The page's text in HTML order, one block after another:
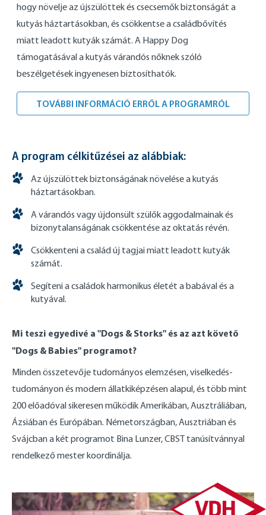
hogy növelje az újszülöttek és csecsemők biztonságát a
kutyás háztartásokban, és csökkentse a családbővítés
miatt leadott kutyák számát. A Happy Dog
támogatásával a kutyás várandós nőknek szóló
beszélgetések ingyenesen biztosíthatók.
TOVÁBBI INFORMÁCIÓ ERRŐL A PROGRAMRÓL
A program célkitűzései az alábbiak:
Az újszülöttek biztonságának növelése a kutyás
háztartásokban.
A várandós vagy újdonsült szülők aggodalmainak és
bizonytalanságának csökkentése az oktatás révén.
Csökkenteni a család új tagjai miatt leadott kutyák
számát.
Segíteni a családok harmonikus életét a babával és a
kutyával.
Mi teszi egyedivé a "Dogs & Storks" és az azt követő
"Dogs & Babies" programot?
Minden összetevője tudományos elemzésen, viselkedés-
tudományon és modern állatkiképzésen alapul, és több mint
200 előadóval sikeresen működik Amerikában, Ausztráliában,
Ázsiában és Európában. Németországban, Ausztriában és
Svájcban a két programot Bina Lunzer, CBST tanúsítvánnyal
rendelkező mester koordinálja.